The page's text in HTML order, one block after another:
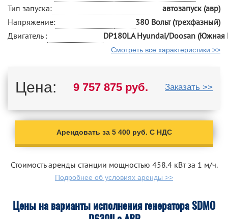
Тип запуска:
автозапуск (авр)
Напряжение:
380 Вольт (трехфазный)
Двигатель :
DP180LA Hyundai/Doosan (Южная
Смотреть все характеристики >>
Цена: 9 757 875 руб. Заказать >>
Арендовать за 5 400 руб. С НДС
Стоимость аренды станции мощностью 458.4 кВт за 1 м/ч.
Подробнее об условиях аренды >>
Цены на варианты исполнения генератора SDMO